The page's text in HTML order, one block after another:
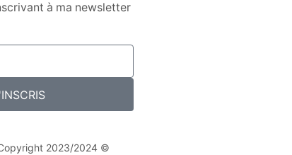
à ma newsletter
2023/2024 ©